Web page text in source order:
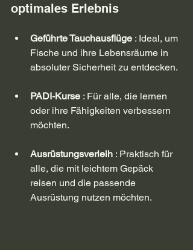
optimales Erlebnis
Geführte Tauchausflüge : Ideal, um
Fische und ihre Lebensräume in
absoluter Sicherheit zu entdecken.
PADI-Kurse : Für alle, die lernen
oder ihre Fähigkeiten verbessern
möchten.
Ausrüstungsverleih : Praktisch für
alle, die mit leichtem Gepäck
reisen und die passende
Ausrüstung nutzen möchten.